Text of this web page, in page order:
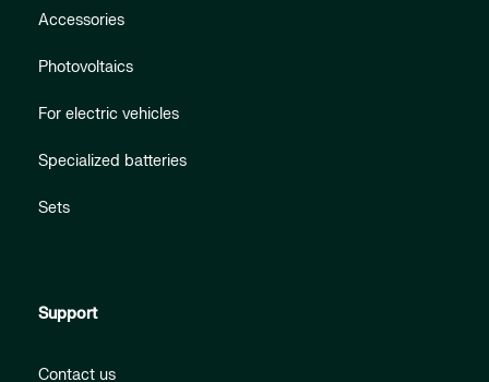
Accessories
Photovoltaics
For electric vehicles
Specialized batteries
Sets
Support
Contact us